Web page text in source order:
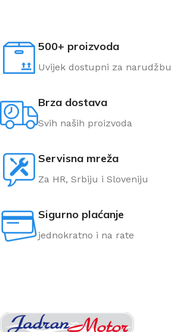
500+ proizvoda
Uvijek dostupni za narudžbu
Brza dostava
Svih naših proizvoda
Servisna mreža
Za HR, Srbiju i Sloveniju
Sigurno plaćanje
jednokratno i na rate